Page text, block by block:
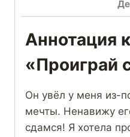
Аннотация
«Проиграй
Он увёл у меня из-
мечты. Ненавижу
сдамся! Я хотела